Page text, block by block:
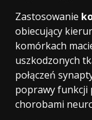
Zastosowanie
obiecujący
komórkach
uszkodzonych
połączeń
poprawy funkcji
chorobami